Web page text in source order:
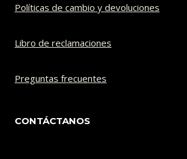
Políticas de cambio y devoluciones​
Libro de reclamaciones
Preguntas frecuentes
CONTÁCTANOS